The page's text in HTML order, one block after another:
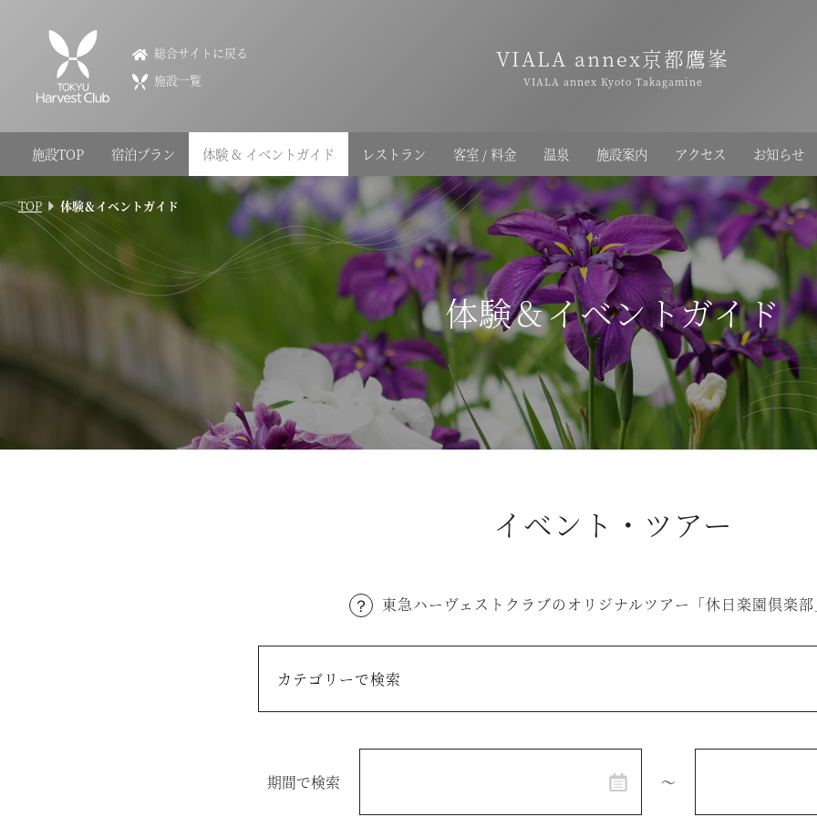
総合サイトに戻る
施設一覧
VIALA annex京都鷹峯
VIALA annex Kyoto Takagamine
施設TOP 宿泊プラン 体験 & イベントガイド レストラン 客室 / 料金 温泉 施設案内 アクセス お知らせ
VIALA annex京都鷹峯
VIALA annex Kyoto Takagamine
会員権のご案内
TOP
宿泊プラン
体験 & イベントガイド
温泉
体験＆イベントガイド
TOP 体験＆イベントガイド
イベント・ツアー
東急ハーヴェストクラブの オリジナルツアー「休日楽園倶楽
期間で検索 ～